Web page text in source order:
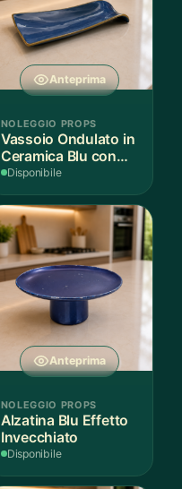
Anteprima
NOLEGGIO PROPS
Vassoio Ondulato in
Ceramica Blu con
Bordo Dorato
Disponibile
Anteprima
NOLEGGIO PROPS
Alzatina Blu Effetto
Invecchiato
Disponibile